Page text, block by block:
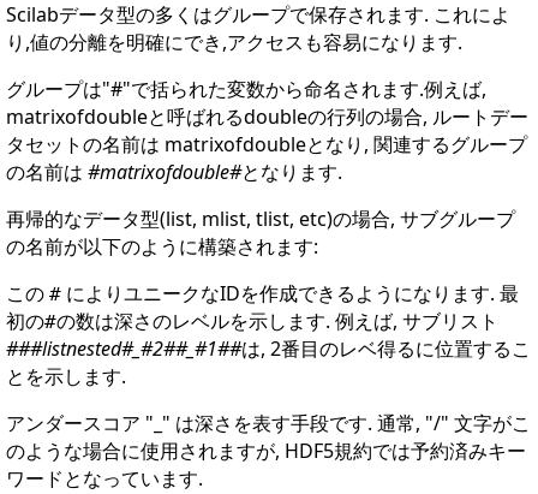
Scilabデータ型の多くはグループで保存されます. これによ
り,値の分離を明確にでき,アクセスも容易になります.
グループは"#"で括られた変数から命名されます.例えば,
matrixofdoubleと呼ばれるdoubleの行列の場合, ルートデー
タセットの名前は matrixofdoubleとなり, 関連するグループ
の名前は #matrixofdouble#となります.
再帰的なデータ型(list, mlist, tlist, etc)の場合, サブグループ
の名前が以下のように構築されます:
この # によりユニークなIDを作成できるようになります. 最
初の#の数は深さのレベルを示します. 例えば, サブリスト
###listnested#_#2##_#1##は, 2番目のレベ得るに位置するこ
とを示します.
アンダースコア "_" は深さを表す手段です. 通常, "/" 文字がこ
のような場合に使用されますが, HDF5規約では予約済みキー
ワードとなっています.